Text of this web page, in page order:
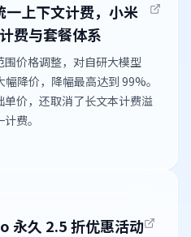
上下文计费，小米
费与套餐体系
围价格调整，对自研大模型
降价，降幅最高达到 99%。
价，还取消了长文本计费溢
费。
永久 2.5 折优惠活动